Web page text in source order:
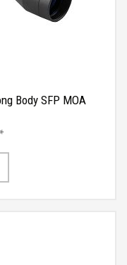
Body SFP MOA